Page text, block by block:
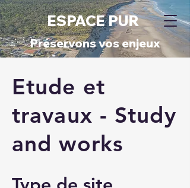
ESPACE PUR
​Préservons vos enjeux​
Etude et
travaux - Study
and works